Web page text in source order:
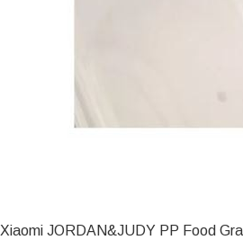
Xiaomi JORDAN&JUDY PP Food